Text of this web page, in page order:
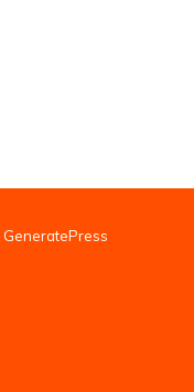
GeneratePress